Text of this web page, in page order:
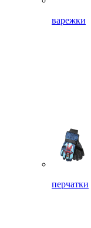
варежки
перчатки